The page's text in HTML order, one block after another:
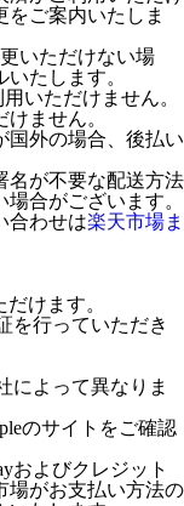
ご案内いたしま
いただけない場
たします。
いただけません。
ません。
外の場合、後払い
名が不要な配送方法
合がございます。
合わせは楽天市場ま
けます。
を行っていただき
によって異なりま
のサイトをご確認
およびクレジット
場がお支払い方法の